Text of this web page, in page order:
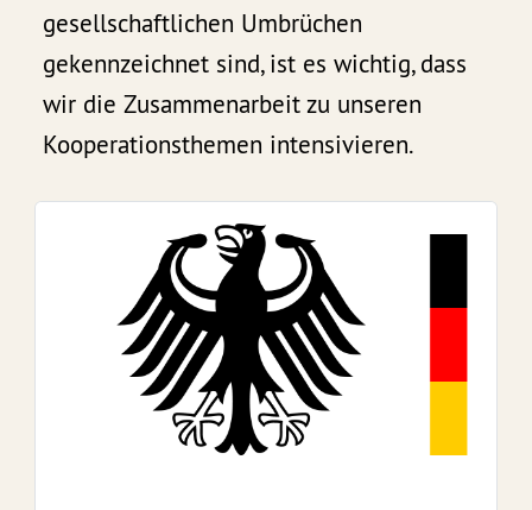
gesellschaftlichen Umbrüchen
gekennzeichnet sind, ist es wichtig, dass
wir die Zusammenarbeit zu unseren
Kooperationsthemen intensivieren.